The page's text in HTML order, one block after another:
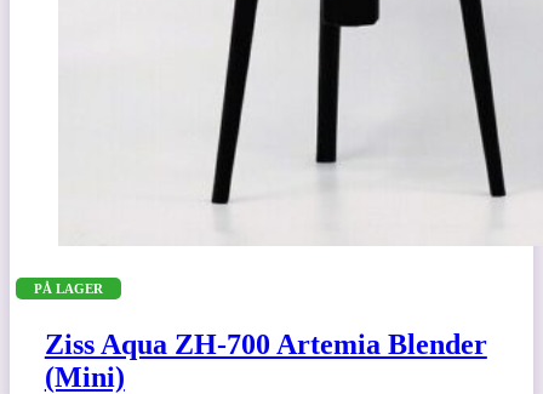
PÅ LAGER
Ziss Aqua ZH-700 Artemia Blender
(Mini)